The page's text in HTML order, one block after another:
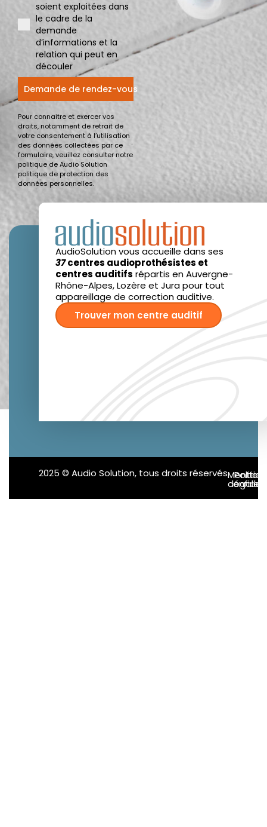
soient exploitées dans
le cadre de la
demande
d’informations et la
relation qui peut en
découler
Demande de rendez-vous
Pour connaitre et exercer vos
droits, notamment de retrait de
votre consentement à l’utilisation
des données collectées par ce
formulaire, veuillez consulter notre
politique de Audio Solution
politique de protection des
données personnelles.
AudioSolution vous accueille dans ses
37centres audioprothésistes et
centres auditifs répartis en Auvergne-
Rhône-Alpes, Lozère et Jura pour tout
appareillage de correction auditive.
Trouver mon centre auditif
2025 © Audio Solution, tous droits réservés
légales